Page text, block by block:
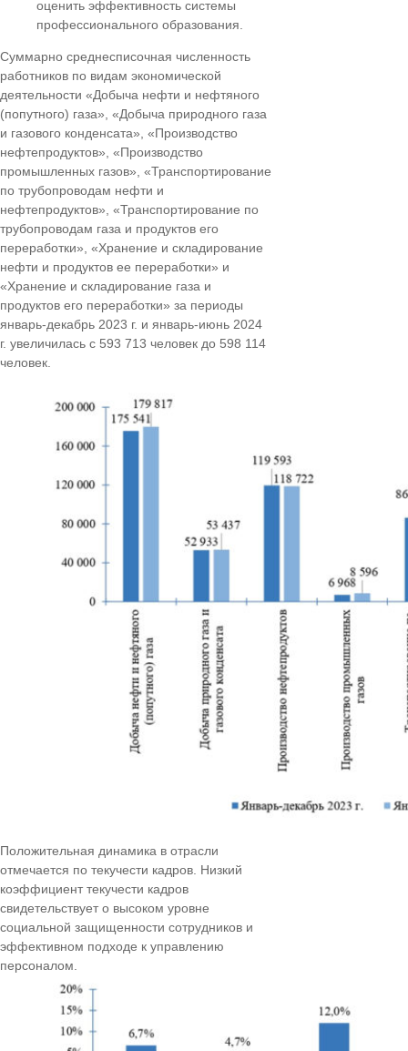
оценить эффективность системы
профессионального образования.
Суммарно среднесписочная численность
работников по видам экономической
деятельности «Добыча нефти и нефтяного
(попутного) газа», «Добыча природного газа
и газового конденсата», «Производство
нефтепродуктов», «Производство
промышленных газов», «Транспортирование
по трубопроводам нефти и
нефтепродуктов», «Транспортирование по
трубопроводам газа и продуктов его
переработки», «Хранение и складирование
нефти и продуктов ее переработки» и
«Хранение и складирование газа и
продуктов его переработки» за периоды
январь-декабрь 2023 г. и январь-июнь 2024
г. увеличилась с 593 713 человек до 598 114
человек.
Положительная динамика в отрасли
отмечается по текучести кадров. Низкий
коэффициент текучести кадров
свидетельствует о высоком уровне
социальной защищенности сотрудников и
эффективном подходе к управлению
персоналом.